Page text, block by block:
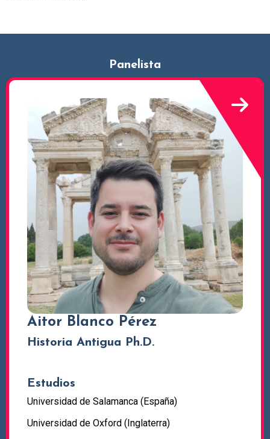
Panelista
Aitor Blanco Pérez
Historia Antigua Ph.D.
Estudios
Universidad de Salamanca (España)
Universidad de Oxford (Inglaterra)